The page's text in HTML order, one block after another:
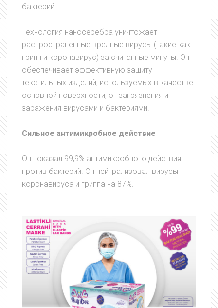
бактерий.
Технология наносеребра уничтожает
распространенные вредные вирусы (такие как
грипп и коронавирус) за считанные минуты. Он
обеспечивает эффективную защиту
текстильных изделий, используемых в качестве
основной поверхности, от загрязнения и
заражения вирусами и бактериями.
Сильное антимикробное действие
Он показал 99,9% антимикробного действия
против бактерий. Он нейтрализовал вирусы
коронавируса и гриппа на 87%.